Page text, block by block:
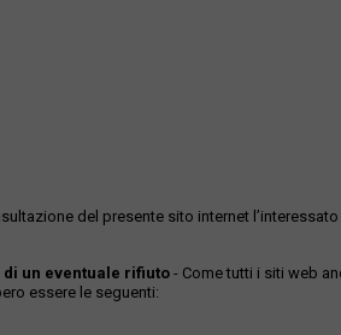
del presente sito internet
un eventuale rifiuto - Come tutti i siti web
essere le seguenti: